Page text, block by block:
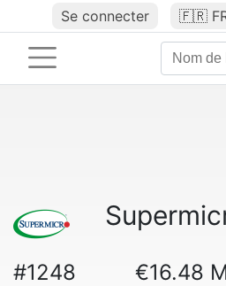
Se connecter 🇫🇷
#1248 €16.48